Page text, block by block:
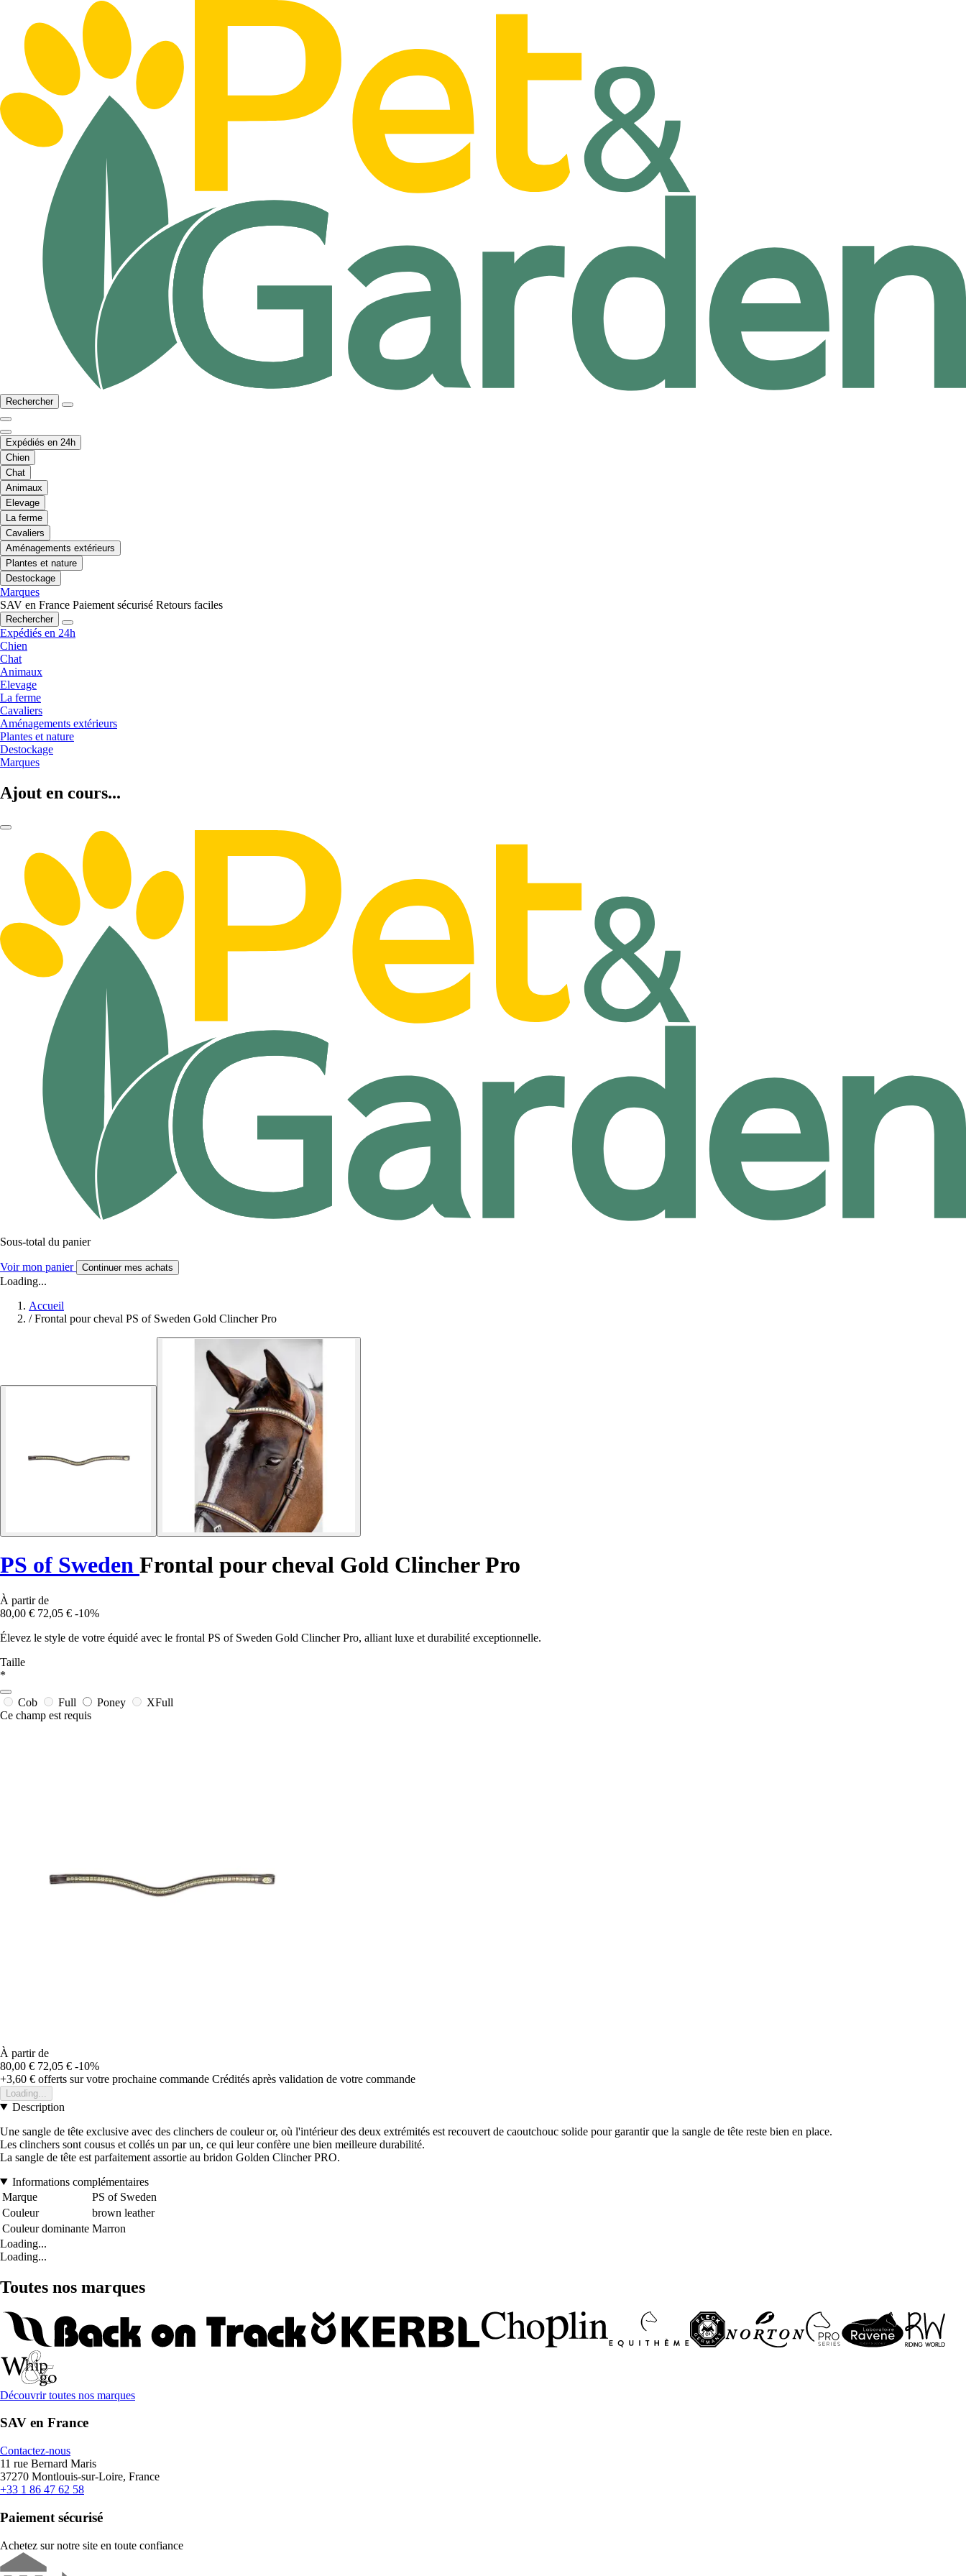
Rechercher
Expédiés en 24h
Chien
Chat
Animaux
Elevage
La ferme
Cavaliers
Aménagements extérieurs
Plantes et nature
Destockage
Marques
SAV en France Paiement sécurisé Retours faciles
Rechercher
Expédiés en 24h
Chien
Chat
Animaux
Elevage
La ferme
Cavaliers
Aménagements extérieurs
Plantes et nature
Destockage
Marques
Ajout en cours...
Sous-total du panier
Voir mon panier Continuer mes achats
Loading...
Accueil
/ Frontal pour cheval PS of Sweden Gold Clincher Pro
PS of Sweden Frontal pour cheval Gold Clincher Pro
À partir de
80,00 € 72,05 € -10%
Élevez le style de votre équidé avec le frontal PS of Sweden Gold Clincher Pro, alliant luxe et durabilité exceptionnelle.
Taille
*
Cob Full Poney
XFull
Ce champ est requis
À partir de
80,00 € 72,05 € -10%
+3,60 € offerts sur votre prochaine commande Crédités après validation de votre commande
Loading...
Description
Une sangle de tête exclusive avec des clinchers de couleur or, où l'intérieur des deux extrémités est recouvert de caoutchouc solide pour garantir que la sangle de tête reste bien en place.
Les clinchers sont cousus et collés un par un, ce qui leur confère une bien meilleure durabilité.
La sangle de tête est parfaitement assortie au bridon Golden Clincher PRO.
Informations complémentaires
Marque
PS of Sweden
Couleur
brown leather
Couleur dominante Marron
Loading...
Loading...
Toutes nos marques
Découvrir toutes nos marques
SAV en France
Contactez-nous
11 rue Bernard Maris
37270 Montlouis-sur-Loire, France
+33 1 86 47 62 58
Paiement sécurisé
Achetez sur notre site en toute confiance